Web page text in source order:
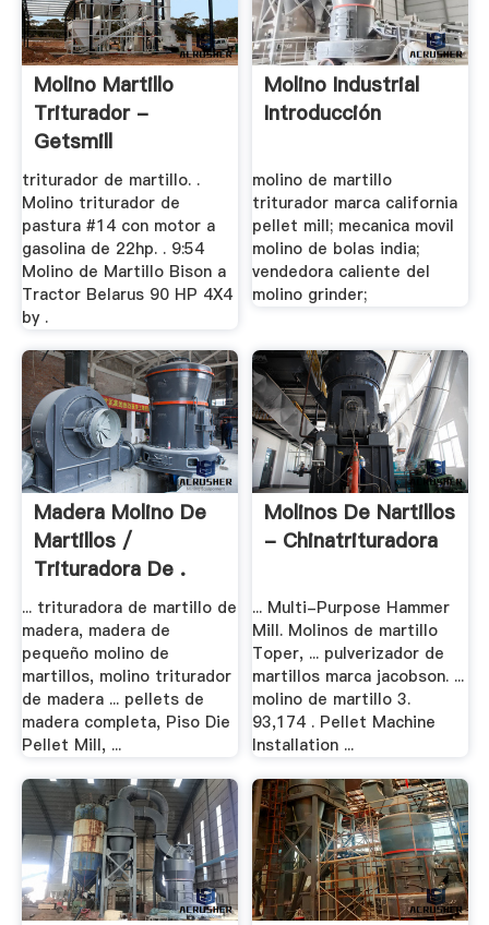
Molino Martillo
Triturador -
Getsmill
triturador de martillo. .
Molino triturador de
pastura #14 con motor a
gasolina de 22hp. . 9:54
Molino de Martillo Bison a
Tractor Belarus 90 HP 4X4
by .
Molino Industrial
Introducción
molino de martillo
triturador marca california
pellet mill; mecanica movil
molino de bolas india;
vendedora caliente del
molino grinder;
Madera Molino De
Martillos /
Trituradora De .
... trituradora de martillo de
madera, madera de
pequeño molino de
martillos, molino triturador
de madera ... pellets de
madera completa, Piso Die
Pellet Mill, ...
Molinos De Nartillos
- Chinatrituradora
... Multi-Purpose Hammer
Mill. Molinos de martillo
Toper, ... pulverizador de
martillos marca jacobson. ...
molino de martillo 3.
93,174 . Pellet Machine
Installation ...